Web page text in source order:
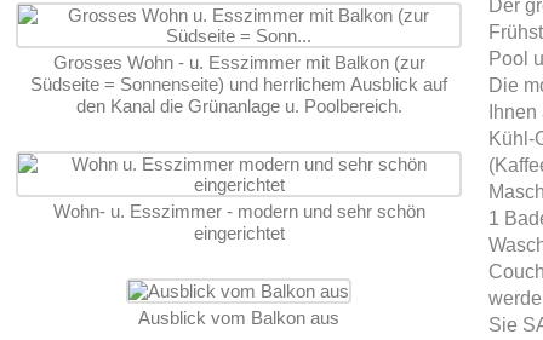
Grosses Wohn - u. Esszimmer mit Balkon (zur
Südseite = Sonnenseite) und herrlichem Ausblick auf
den Kanal die Grünanlage u. Poolbereich.
Wohn- u. Esszimmer - modern und sehr schön
eingerichtet
Ausblick vom Balkon aus
Der
Pool
Die
Kühl-
1
Sie